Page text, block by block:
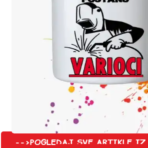
-->POGLEDAJ SVE ARTIKLE IZ